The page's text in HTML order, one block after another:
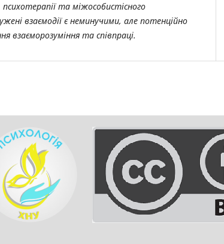
психотерапії та міжособистісного
взаємодії є неминучими, але потенційно
взаєморозуміння та співпраці.